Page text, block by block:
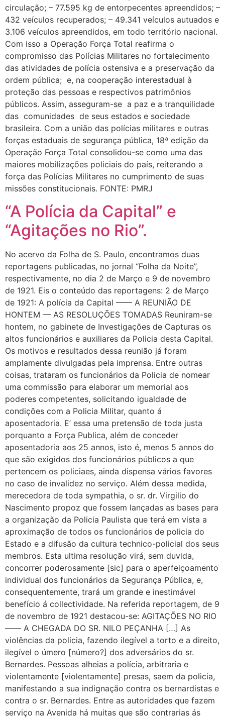
circulação; – 77.595 kg de entorpecentes apreendidos; –
432 veículos recuperados; – 49.341 veículos autuados e
3.106 veículos apreendidos, em todo território nacional.
Com isso a Operação Força Total reafirma o
compromisso das Polícias Militares no fortalecimento
das atividades de polícia ostensiva e a preservação da
ordem pública; e, na cooperação interestadual à
proteção das pessoas e respectivos patrimônios
públicos. Assim, asseguram-se a paz e a tranquilidade
das comunidades de seus estados e sociedade
brasileira. Com a união das polícias militares e outras
forças estaduais de segurança pública, 18ª edição da
Operação Força Total consolidou-se como uma das
maiores mobilizações policiais do país, reiterando a
força das Polícias Militares no cumprimento de suas
missões constitucionais. FONTE: PMRJ
“A Polícia da Capital” e
“Agitações no Rio”.
No acervo da Folha de S. Paulo, encontramos duas
reportagens publicadas, no jornal “Folha da Noite”,
respectivamente, no dia 2 de Março e 9 de novembro
de 1921. Eis o conteúdo das reportagens: 2 de Março
de 1921: A polícia da Capital –––– A REUNIÃO DE
HONTEM — AS RESOLUÇÕES TOMADAS Reuniram-se
hontem, no gabinete de Investigações de Capturas os
altos funcionários e auxiliares da Policia desta Capital.
Os motivos e resultados dessa reunião já foram
amplamente divulgadas pela imprensa. Entre outras
coisas, trataram os funcionários da Policia de nomear
uma commissão para elaborar um memorial aos
poderes competentes, solicitando igualdade de
condições com a Policia Militar, quanto á
aposentadoria. E’ essa uma pretensão de toda justa
porquanto a Força Publica, além de conceder
aposentadoria aos 25 annos, isto é, menos 5 annos do
que são exigidos dos funcionários públicos a que
pertencem os policiaes, ainda dispensa vários favores
no caso de invalidez no serviço. Além dessa medida,
merecedora de toda sympathia, o sr. dr. Virgilio do
Nascimento propoz que fossem lançadas as bases para
a organização da Policia Paulista que terá em vista a
aproximação de todos os funcionários de policia do
Estado e a difusão da cultura technico-policial dos seus
membros. Esta ultima resolução virá, sem duvida,
concorrer poderosamente [sic] para o aperfeiçoamento
individual dos funcionários da Segurança Pública, e,
consequentemente, trará um grande e inestimável
benefício á collectividade. Na referida reportagem, de 9
de novembro de 1921 destacou-se: AGITAÇÕES NO RIO
–––– A CHEGADA DO SR. NILO PEÇANHA […] As
violências da policia, fazendo ilegível a torto e a direito,
ilegível o úmero [número?] dos adversários do sr.
Bernardes. Pessoas alheias a polícia, arbitraria e
violentamente [violentamente] presas, saem da policia,
manifestando a sua indignação contra os bernardistas e
contra o sr. Bernardes. Entre as autoridades que fazem
serviço na Avenida há muitas que são contrarias ás